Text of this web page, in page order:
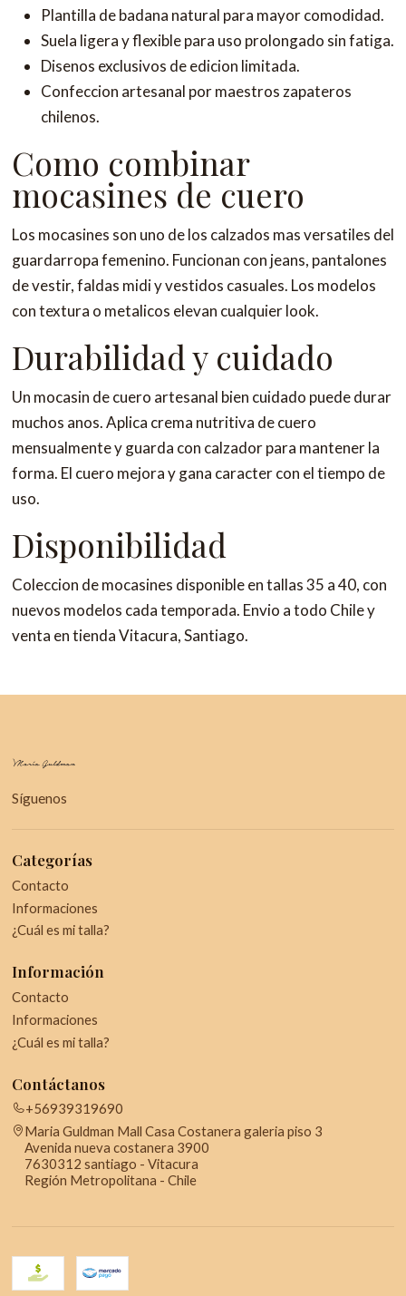
Plantilla de badana natural para mayor comodidad.
Suela ligera y flexible para uso prolongado sin fatiga.
Disenos exclusivos de edicion limitada.
Confeccion artesanal por maestros zapateros
chilenos.
Como combinar
mocasines de cuero
Los mocasines son uno de los calzados mas versatiles del
guardarropa femenino. Funcionan con jeans, pantalones
de vestir, faldas midi y vestidos casuales. Los modelos
con textura o metalicos elevan cualquier look.
Durabilidad y cuidado
Un mocasin de cuero artesanal bien cuidado puede durar
muchos anos. Aplica crema nutritiva de cuero
mensualmente y guarda con calzador para mantener la
forma. El cuero mejora y gana caracter con el tiempo de
uso.
Disponibilidad
Coleccion de mocasines disponible en tallas 35 a 40, con
nuevos modelos cada temporada. Envio a todo Chile y
venta en tienda Vitacura, Santiago.
Síguenos
Categorías
Contacto
Informaciones
¿Cuál es mi talla?
Información
Contacto
Informaciones
¿Cuál es mi talla?
Contáctanos
+56939319690
Maria Guldman Mall Casa Costanera galeria piso 3
Avenida nueva costanera 3900
7630312 santiago - Vitacura
Región Metropolitana - Chile